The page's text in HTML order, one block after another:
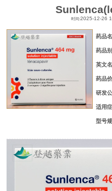
时间:2025-12-26
药品
药品
英文
药品
研发
适用
型号